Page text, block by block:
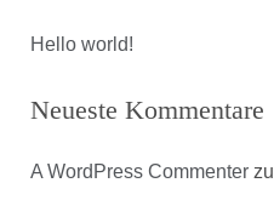
Hello world!
Neueste Kommentare
A WordPress Commenterzu